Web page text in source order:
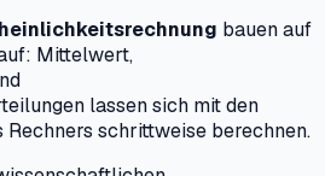
bauen auf
Mittelwert,
lassen sich mit den
Rechners schrittweise berechnen.